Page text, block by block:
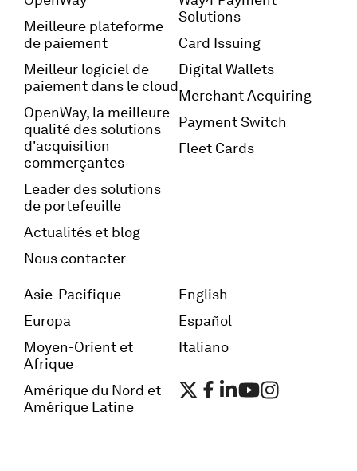
Meilleure plateforme
de paiement
Meilleur logiciel de
paiement dans le cloud
OpenWay, la meilleure
qualité des solutions
d'acquisition
commerçantes
Leader des solutions
de portefeuille
Actualités et blog
Nous contacter
Solutions
Card Issuing
Digital Wallets
Merchant Acquiring
Payment Switch
Fleet Cards
Asie-Pacifique
Europa
Moyen-Orient et
Afrique
Amérique du Nord et
Amérique Latine
English
Español
Italiano